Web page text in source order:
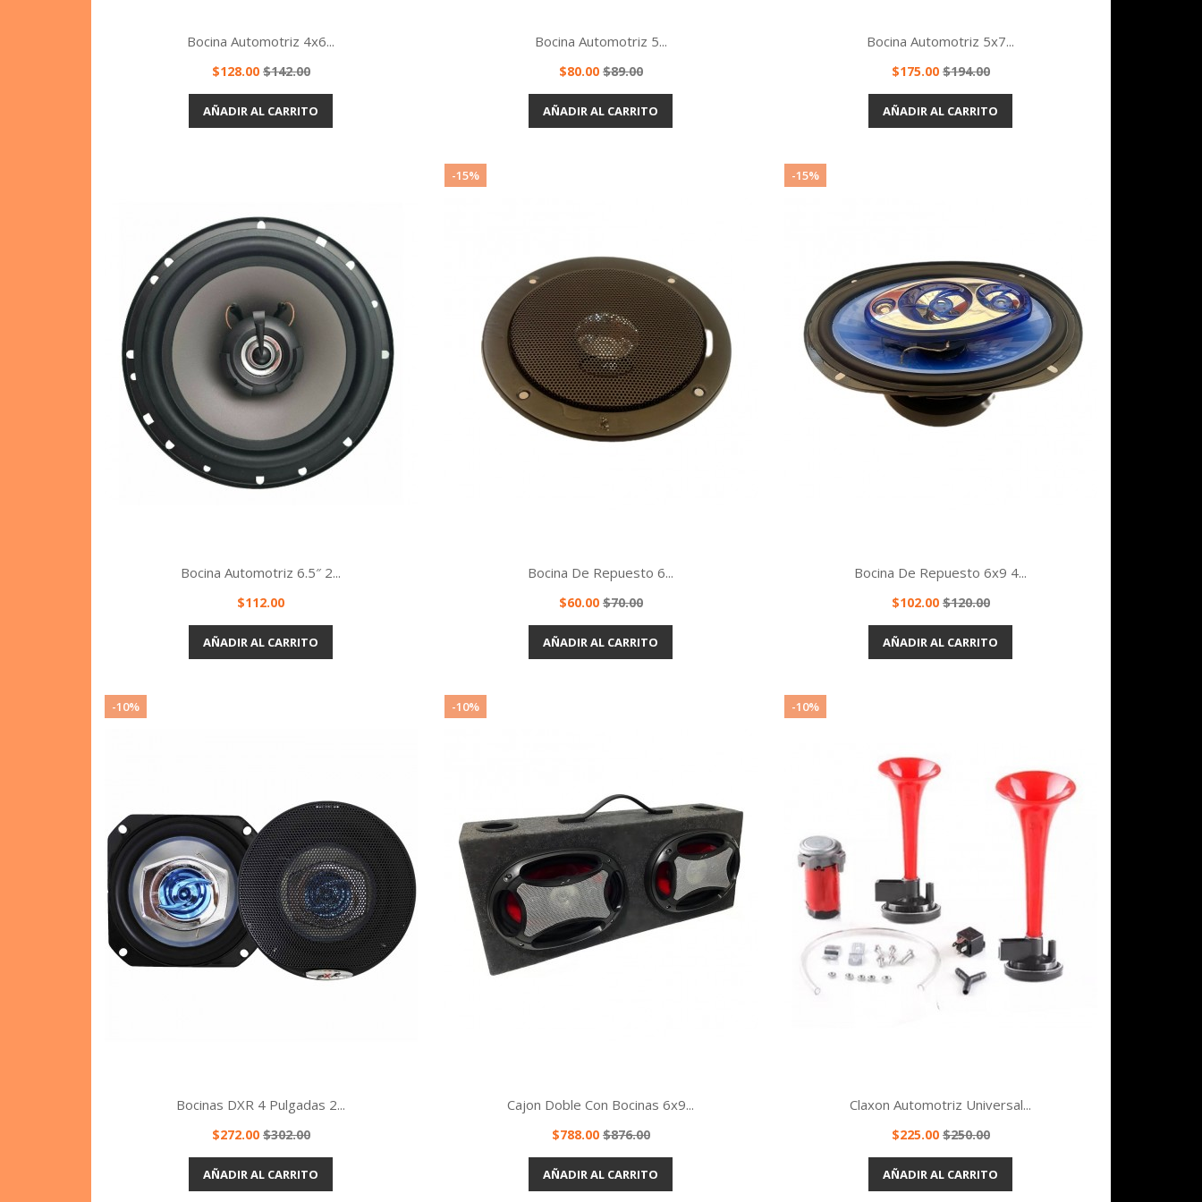
Vista rápida
Bocina Automotriz 4x6...
Precio
$128.00 Precio
$142.00
AÑADIR AL CARRITO
Vista rápida
Bocina Automotriz 5...
Precio
$80.00 Precio
$89.00
AÑADIR AL CARRITO
Vista rápida
Bocina Automotriz 5x7...
Precio
$175.00 Precio
$194.00
AÑADIR AL CARRITO
Vista rápida
Bocina Automotriz 6.5″ 2...
Precio
$112.00
AÑADIR AL CARRITO
-15%
Vista rápida
Bocina De Repuesto 6...
Precio
$60.00 Precio
$70.00
AÑADIR AL CARRITO
-15%
Vista rápida
Bocina De Repuesto 6x9 4...
Precio
$102.00 Precio
$120.00
AÑADIR AL CARRITO
-10%
Vista rápida
Bocinas DXR 4 Pulgadas 2...
Precio
$272.00 Precio
$302.00
AÑADIR AL CARRITO
-10%
Vista rápida
Cajon Doble Con Bocinas 6x9...
Precio
$788.00 Precio
$876.00
AÑADIR AL CARRITO
-10%
Vista rápida
Claxon Automotriz Universal...
Precio
$225.00 Precio
$250.00
AÑADIR AL CARRITO